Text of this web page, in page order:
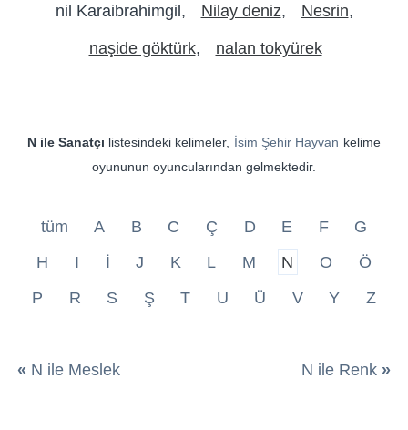
nil Karaibrahimgil Nilay deniz Nesrin
naşide göktürk nalan tokyürek
N ile Sanatçı listesindeki kelimeler, İsim Şehir Hayvan kelime
oyununun oyuncularından gelmektedir.
tüm A B C Ç D E F
G
H
I İ J K L M N O
Ö
P
R S Ş T U Ü V Y Z
« N ile Meslek N ile Renk »